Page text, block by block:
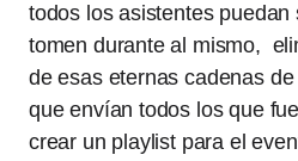
todos los asistentes puedan
tomen durante al mismo,
de esas eternas cadenas
que envían todos los que
crear un playlist para el